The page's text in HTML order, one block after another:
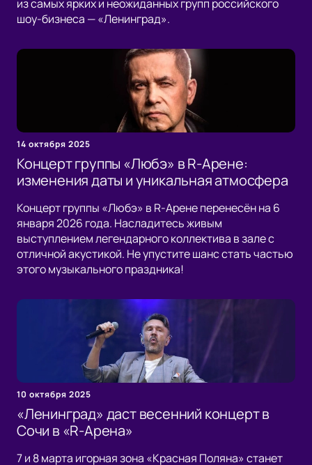
из самых ярких и неожиданных групп российского
шоу-бизнеса — «Ленинград».
14 октября 2025
Концерт группы «Любэ» в R-Арене:
изменения даты и уникальная атмосфера
Концерт группы «Любэ» в R-Арене перенесён на 6
января 2026 года. Насладитесь живым
выступлением легендарного коллектива в зале с
отличной акустикой. Не упустите шанс стать частью
этого музыкального праздника!
10 октября 2025
«Ленинград» даст весенний концерт в
Сочи в «R-Арена»
7 и 8 марта игорная зона «Красная Поляна» станет